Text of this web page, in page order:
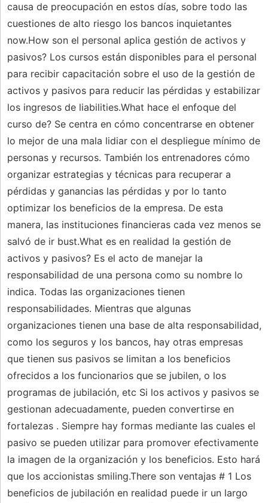
causa de preocupación en estos días, sobre todo las
cuestiones de alto riesgo los bancos inquietantes
now.How son el personal aplica gestión de activos y
pasivos? Los cursos están disponibles para el personal
para recibir capacitación sobre el uso de la gestión de
activos y pasivos para reducir las pérdidas y estabilizar
los ingresos de liabilities.What hace el enfoque del
curso de? Se centra en cómo concentrarse en obtener
lo mejor de una mala lidiar con el despliegue mínimo de
personas y recursos. También los entrenadores cómo
organizar estrategias y técnicas para recuperar a
pérdidas y ganancias las pérdidas y por lo tanto
optimizar los beneficios de la empresa. De esta
manera, las instituciones financieras cada vez menos se
salvó de ir bust.What es en realidad la gestión de
activos y pasivos? Es el acto de manejar la
responsabilidad de una persona como su nombre lo
indica. Todas las organizaciones tienen
responsabilidades. Mientras que algunas
organizaciones tienen una base de alta responsabilidad,
como los seguros y los bancos, hay otras empresas
que tienen sus pasivos se limitan a los beneficios
ofrecidos a los funcionarios que se jubilen, o los
programas de jubilación, etc Si los activos y pasivos se
gestionan adecuadamente, pueden convertirse en
fortalezas . Siempre hay formas mediante las cuales el
pasivo se pueden utilizar para promover efectivamente
la imagen de la organización y los beneficios. Esto hará
que los accionistas smiling.There son ventajas # 1 Los
beneficios de jubilación en realidad puede ir un largo